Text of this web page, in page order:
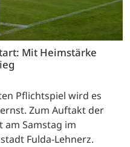
Mit Heimstärke
Pflichtspiel wird es
Zum Auftakt der
am Samstag im
Fulda-Lehnerz.